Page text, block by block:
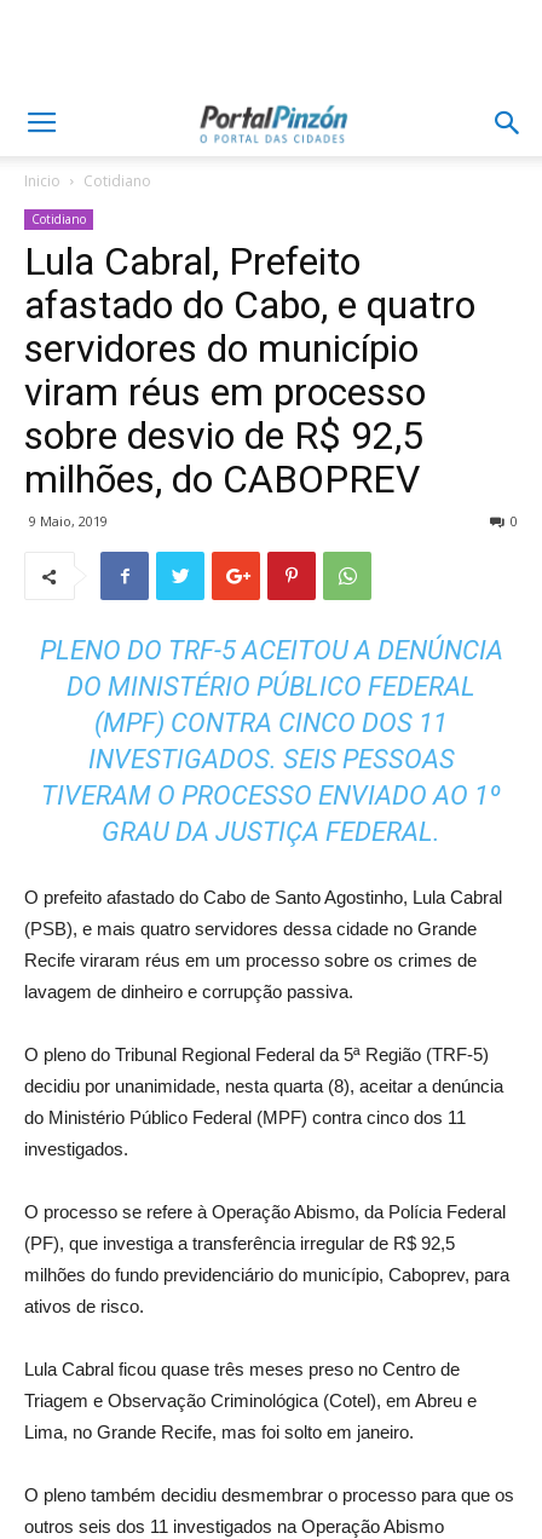
Inicio Cotidiano
Cotidiano
Lula Cabral, Prefeito
afastado do Cabo, e quatro
servidores do município
viram réus em processo
sobre desvio de R$ 92,5
milhões, do CABOPREV
9 Maio, 2019 0
PLENO DO TRF-5 ACEITOU A DENÚNCIA
DO MINISTÉRIO PÚBLICO FEDERAL
(MPF) CONTRA CINCO DOS 11
INVESTIGADOS. SEIS PESSOAS
TIVERAM O PROCESSO ENVIADO AO 1º
GRAU DA JUSTIÇA FEDERAL.
O prefeito afastado do Cabo de Santo Agostinho, Lula Cabral
(PSB), e mais quatro servidores dessa cidade no Grande
Recife viraram réus em um processo sobre os crimes de
lavagem de dinheiro e corrupção passiva.
O pleno do Tribunal Regional Federal da 5ª Região (TRF-5)
decidiu por unanimidade, nesta quarta (8), aceitar a denúncia
do Ministério Público Federal (MPF) contra cinco dos 11
investigados.
O processo se refere à Operação Abismo, da Polícia Federal
(PF), que investiga a transferência irregular de R$ 92,5
milhões do fundo previdenciário do município, Caboprev, para
ativos de risco.
Lula Cabral ficou quase três meses preso no Centro de
Triagem e Observação Criminológica (Cotel), em Abreu e
Lima, no Grande Recife, mas foi solto em janeiro.
O pleno também decidiu desmembrar o processo para que os
outros seis dos 11 investigados na Operação Abismo